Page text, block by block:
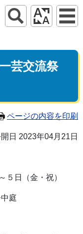
芸交流祭
ページの内容を印刷
日 2023年04月21日
日（金・祝）
庭